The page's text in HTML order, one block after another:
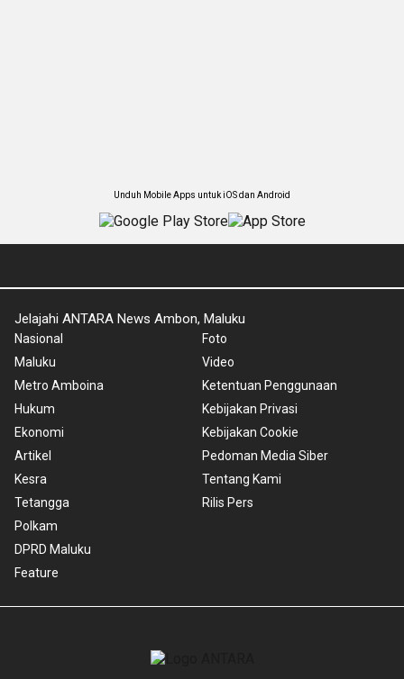
Unduh Mobile Apps untuk iOS dan Android
Jelajahi ANTARA News Ambon, Maluku
Nasional
Maluku
Metro Amboina
Hukum
Ekonomi
Artikel
Kesra
Tetangga
Polkam
DPRD Maluku
Feature
Foto
Video
Ketentuan Penggunaan
Kebijakan Privasi
Kebijakan Cookie
Pedoman Media Siber
Tentang Kami
Rilis Pers